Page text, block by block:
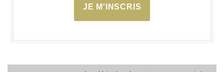
JE M'INSCRIS